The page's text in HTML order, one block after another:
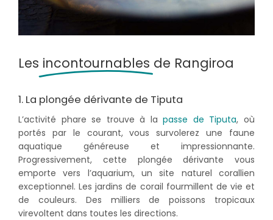
Les incontournables de Rangiroa
1. La plongée dérivante de Tiputa
L’activité phare se trouve à lapasse de Tiputa, où
portés par le courant, vous survolerez une faune
aquatique généreuse et impressionnante.
Progressivement, cette plongée dérivante vous
emporte vers l’aquarium, un site naturel corallien
exceptionnel. Les jardins de corail fourmillent de vie et
de couleurs. Des milliers de poissons tropicaux
virevoltent dans toutes les directions.